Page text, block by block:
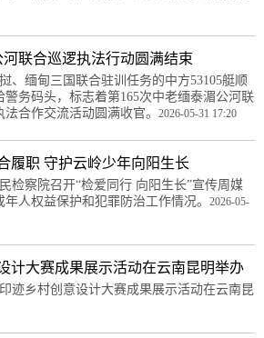
联合巡逻执法行动圆满结束
、缅甸三国联合驻训任务的中方53105艇顺
务码头，标志着第165次中老缅泰湄公河联
合作交流活动圆满收官。 2026-05-31 17:20
履职 守护云岭少年向阳生长
检察院召开“检爱同行 向阳生长”宣传周媒
人权益保护和犯罪防治工作情况。 2026-05-
计大赛成果展示活动在云南昆明举办
迹乡村创意设计大赛成果展示活动在云南昆